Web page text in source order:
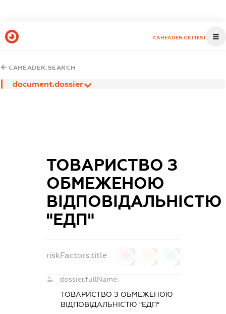
CAHEADER.GETTEST
CAHEADER.SEARCH
document.dossier
ТОВАРИСТВО З
ОБМЕЖЕНОЮ
ВІДПОВІДАЛЬНІСТЮ
"ЕДП"
riskFactors.title
dossier.fullName:
ТОВАРИСТВО З ОБМЕЖЕНОЮ
ВІДПОВІДАЛЬНІСТЮ "ЕДП"